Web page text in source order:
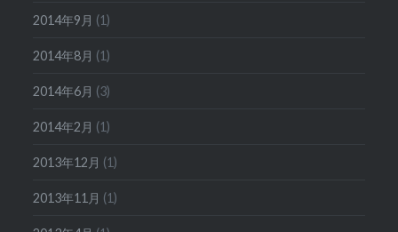
2014年9月 (1)
2014年8月 (1)
2014年6月 (3)
2014年2月 (1)
2013年12月 (1)
2013年11月 (1)